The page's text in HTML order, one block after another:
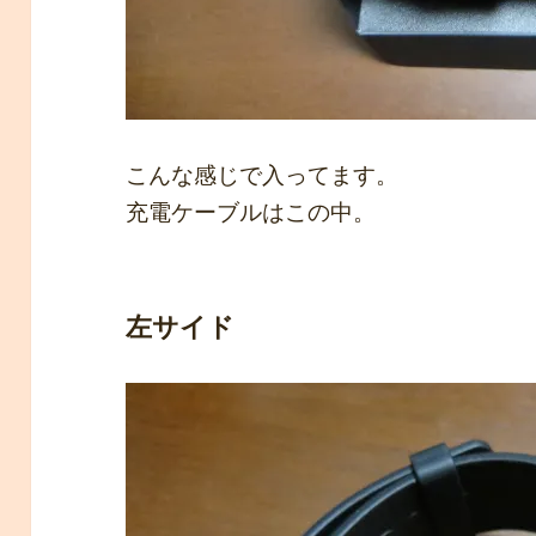
こんな感じで入ってます。
充電ケーブルはこの中。
左サイド